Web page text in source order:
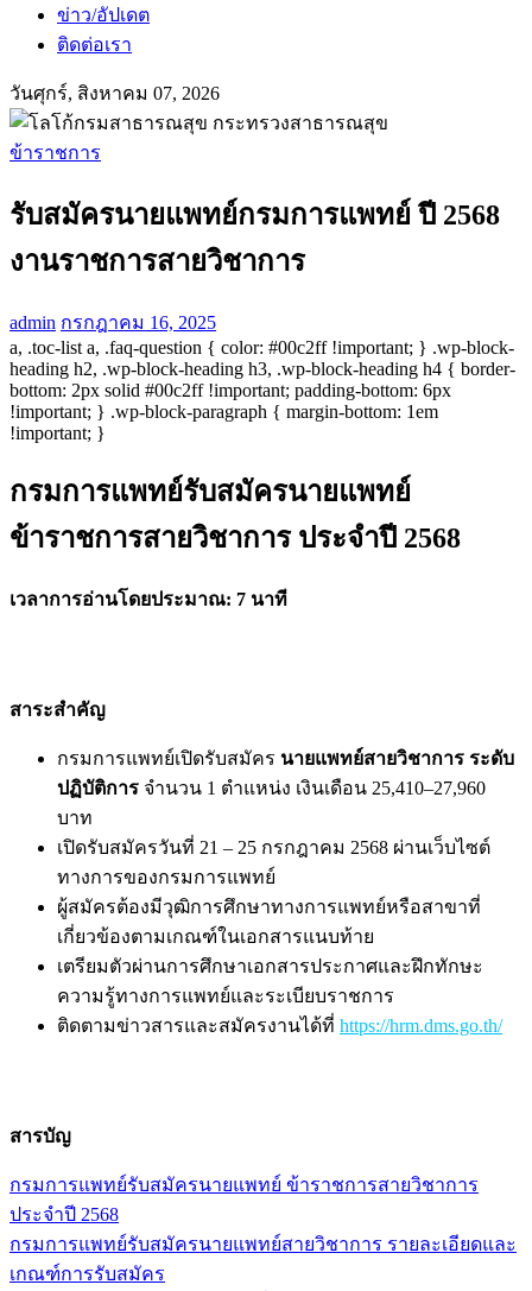
ข่าว/อัปเดต
ติดต่อเรา
วันศุกร์, สิงหาคม 07, 2026
ข้าราชการ
รับสมัครนายแพทย์กรมการแพทย์ ปี 2568
งานราชการสายวิชาการ
admin กรกฎาคม 16, 2025
a, .toc-list a, .faq-question { color: #00c2ff !important; } .wp-block-
heading h2, .wp-block-heading h3, .wp-block-heading h4 { border-
bottom: 2px solid #00c2ff !important; padding-bottom: 6px
!important; } .wp-block-paragraph { margin-bottom: 1em
!important; }
กรมการแพทย์รับสมัครนายแพทย์
ข้าราชการสายวิชาการ ประจำปี 2568
เวลาการอ่านโดยประมาณ: 7 นาที
สาระสำคัญ
กรมการแพทย์เปิดรับสมัคร นายแพทย์สายวิชาการ ระดับ
ปฏิบัติการ จำนวน 1 ตำแหน่ง เงินเดือน 25,410–27,960
บาท
เปิดรับสมัครวันที่ 21 – 25 กรกฎาคม 2568 ผ่านเว็บไซต์
ทางการของกรมการแพทย์
ผู้สมัครต้องมีวุฒิการศึกษาทางการแพทย์หรือสาขาที่
เกี่ยวข้องตามเกณฑ์ในเอกสารแนบท้าย
เตรียมตัวผ่านการศึกษาเอกสารประกาศและฝึกทักษะ
ความรู้ทางการแพทย์และระเบียบราชการ
ติดตามข่าวสารและสมัครงานได้ที่ https://hrm.dms.go.th/
สารบัญ
กรมการแพทย์รับสมัครนายแพทย์ ข้าราชการสายวิชาการ
ประจำปี 2568
กรมการแพทย์รับสมัครนายแพทย์สายวิชาการ รายละเอียดและ
เกณฑ์การรับสมัคร